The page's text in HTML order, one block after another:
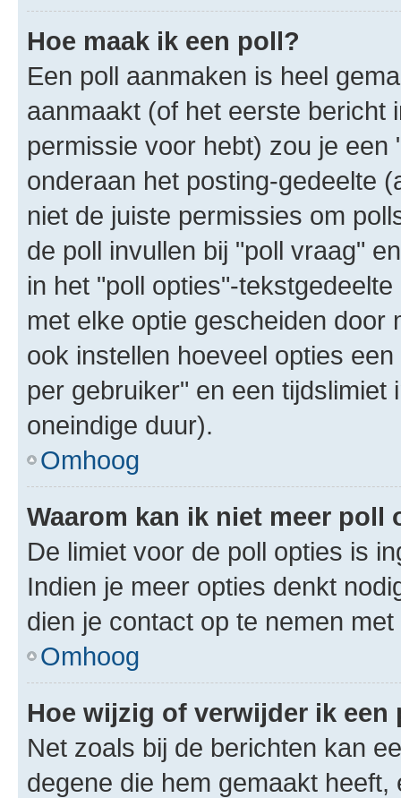
Hoe maak ik een poll?
Een poll aanmaken is heel
aanmaakt (of het eerste bericht
permissie voor hebt) zou je
onderaan het posting-gedeelte
niet de juiste permissies om
de poll invullen bij "poll vraag"
in het "poll opties"-
met elke optie gescheiden door
ook instellen hoeveel opties
per gebruiker" en een
oneindige duur).
Omhoog
Waarom kan ik niet meer poll
De limiet voor de poll opties is
Indien je meer opties denkt
dien je contact op te nemen
Omhoog
Hoe wijzig of verwijder ik een
Net zoals bij de berichten kan
degene die hem gemaakt